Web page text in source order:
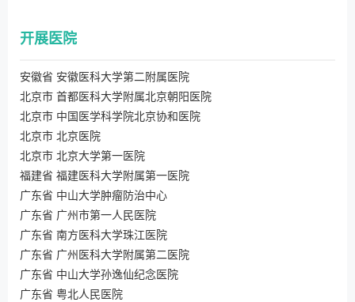
开展医院
安徽省 安徽医科大学第二附属医院
北京市 首都医科大学附属北京朝阳医院
北京市 中国医学科学院北京协和医院
北京市 北京医院
北京市 北京大学第一医院
福建省 福建医科大学附属第一医院
广东省 中山大学肿瘤防治中心
广东省 广州市第一人民医院
广东省 南方医科大学珠江医院
广东省 广州医科大学附属第二医院
广东省 中山大学孙逸仙纪念医院
广东省 粤北人民医院